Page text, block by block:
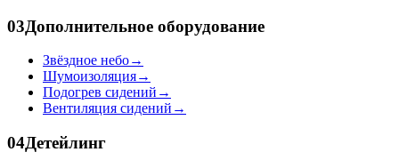
03Дополнительное оборудование
Звёздное небо→
Шумоизоляция→
Подогрев сидений →
Вентиляция сидений →
04Детейлинг